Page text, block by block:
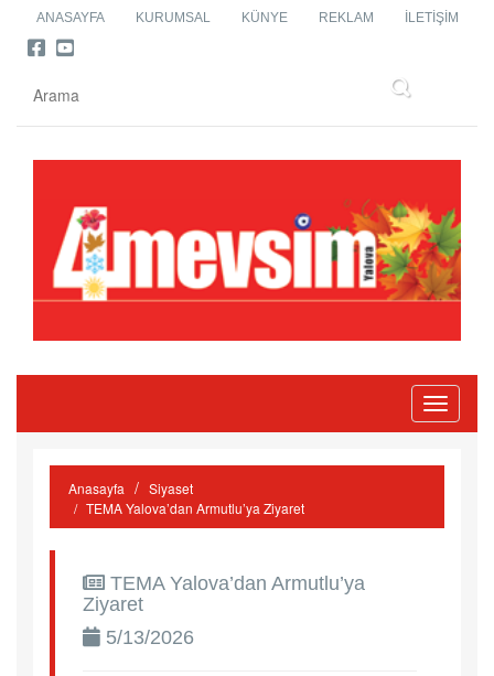
ANASAYFA KURUMSAL KÜNYE REKLAM İLETIŞIM
Toggle
Anasayfa
Siyaset
TEMA Yalova’dan Armutlu’ya Ziyaret
TEMA Yalova’dan Armutlu’ya
Ziyaret
5/13/2026